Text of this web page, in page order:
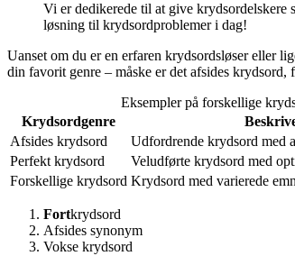
Vi er dedikerede til at give
løsning til krydsordproblemer i dag!
Uanset om du er en erfaren krydsordsløser eller
din favorit genre – måske er det afsides krydsord,
Eksempler på forskellige
Krydsordgenre
Afsides krydsord
Udfordrende krydsord med
Perfekt krydsord
Veludførte krydsord med
Forskellige krydsord Krydsord med varierede
Fortkrydsord
Afsides synonym
Vokse krydsord